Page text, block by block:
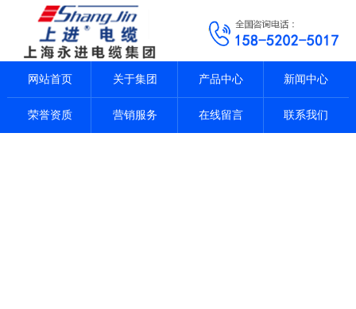
网站首页 关于集团 产品中心 新闻中心
荣誉资质 营销服务 在线留言 联系我们